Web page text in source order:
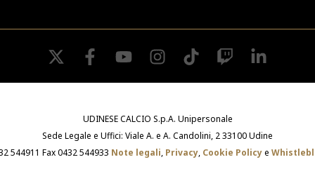
twitter facebookyoutube instagramtiktok twitch
UDINESE CALCIO S.p.A. Unipersonale
Sede Legale e Uffici: Viale A. e A. Candolini, 2 33100 Udine
544911 Fax 0432 544933 Note legali, Privacy, Cookie Policye